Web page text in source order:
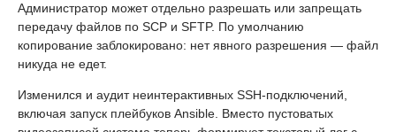
Администратор может отдельно разрешать или запрещать
передачу файлов по SCP и SFTP. По умолчанию
копирование заблокировано: нет явного разрешения — файл
никуда не едет.
Изменился и аудит неинтерактивных SSH-подключений,
включая запуск плейбуков Ansible. Вместо пустоватых